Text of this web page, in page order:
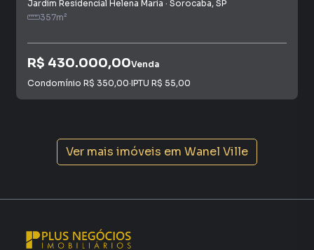
Jardim Residencial Helena Maria · Sorocaba, SP
357m²
R$ 430.000,00Venda
Condomínio R$ 350,00·IPTU R$ 55,00
Ver mais imóveis em Wanel Ville